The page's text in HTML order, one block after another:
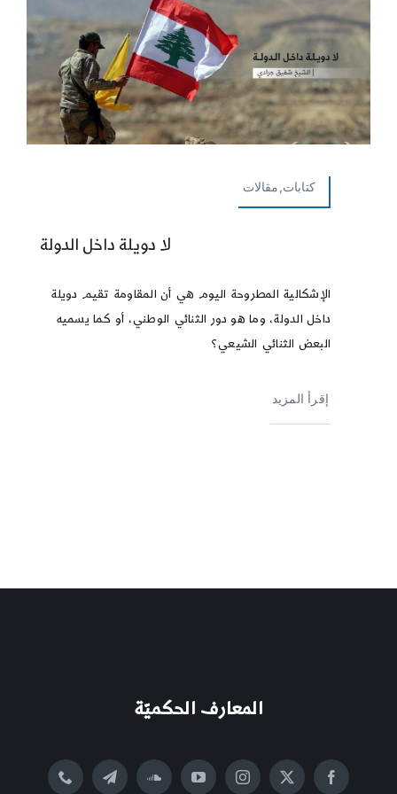
كتابات,مقالات
لا دويلة داخل الدولة
الإشكالية المطروحة اليوم هي أن المقاومة تقيم دويلة
داخل الدولة، وما هو دور الثنائي الوطني، أو كما يسميه
البعض الثنائي الشيعي؟
إقرأ المزيد
المعارف الحكميّة